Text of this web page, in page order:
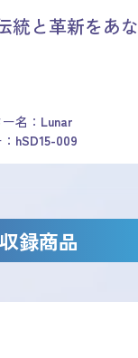
統と革新をあ
名： Lunar
hSD15-009
収録商品